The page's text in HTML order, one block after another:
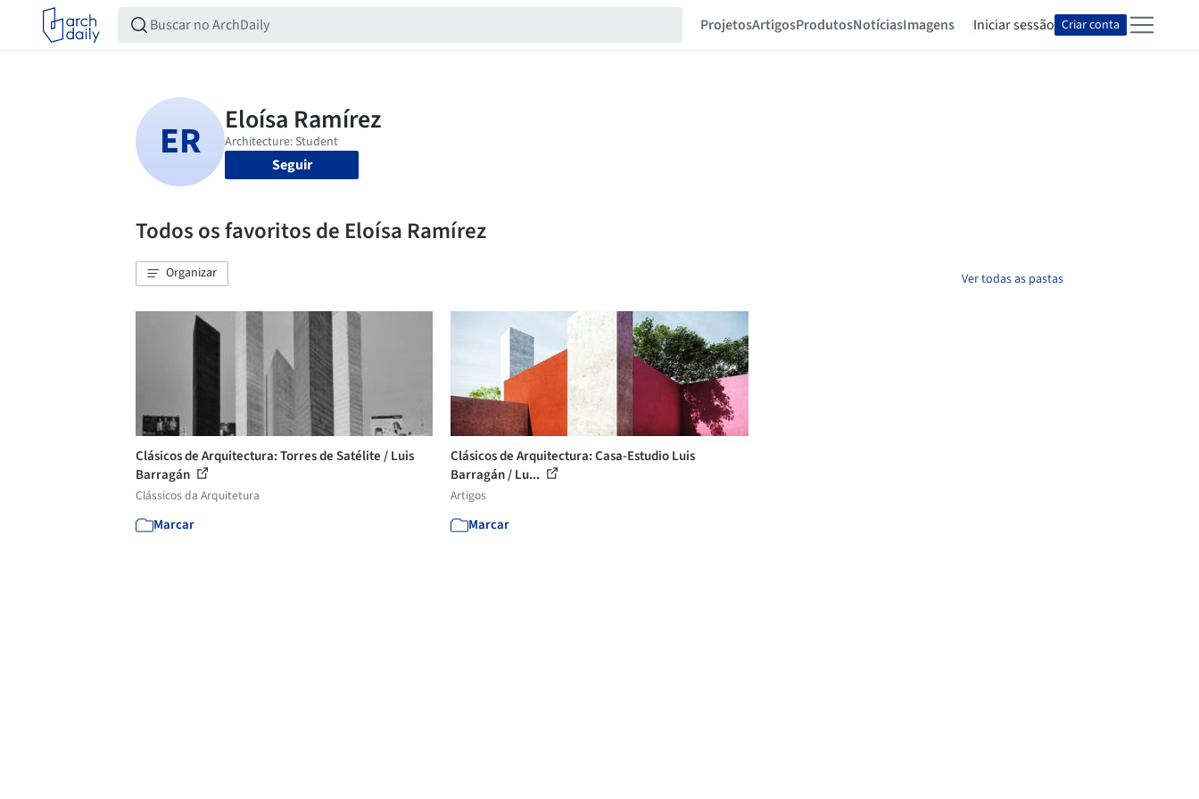
ProjetosArtigosProdutosNotíciasImagens Iniciar sessão Criar conta
Seguir
Todos os favoritos de Eloísa Ramírez
Organizar Ver todas as pastas
Clásicos de Arquitectura: Torres de Satélite / Luis
Barragán
Clássicos da Arquitetura
Marcar
Clásicos de Arquitectura: Casa-Estudio Luis
Barragán / Lu...
Artigos
Marcar